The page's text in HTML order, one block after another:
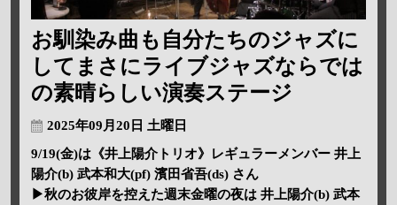
お馴染み曲も自分たちのジャズに
してまさにライブジャズならでは
の素晴らしい演奏ステージ
2025年09月20日 土曜日
9/19(金)は《井上陽介トリオ》レギュラーメンバー 井上
陽介(b) 武本和大(pf) 濱田省吾(ds) さん
▶秋のお彼岸を控えた週末金曜の夜は 井上陽介(b) 武本